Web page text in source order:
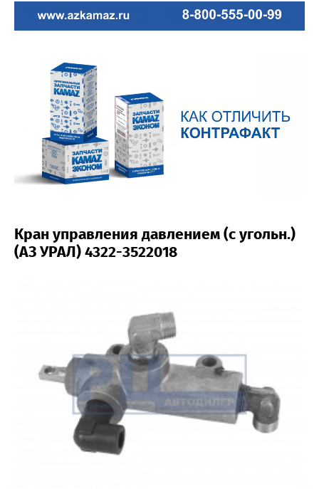
Кран управления давлением (с угольн.)
(АЗ УРАЛ) 4322-3522018